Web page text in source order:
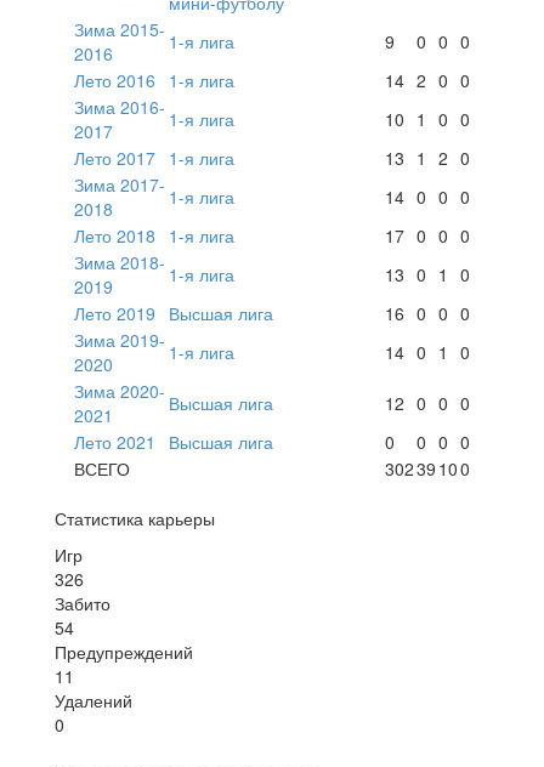
Зима 2015-
2016
1-я лига 9 0 0 0
Лето 2016
1-я лига 14 2 0 0
Зима 2016-
2017
1-я лига 10 1 0 0
Лето 2017 1-я лига 13 1 2 0
Зима 2017-
2018
1-я лига 14 0 0 0
Лето 2018
1-я лига 17 0 0 0
Зима 2018-
2019
1-я лига 13 0 1
0
Лето 2019
Высшая лига 16 0 0 0
Зима 2019-
2020
1-я лига 14 0 1
0
Зима 2020-
2021
Высшая лига 12 0 0 0
Лето 2021
Высшая лига 0 0 0 0
ВСЕГО
30239 100
Статистика карьеры
Игр
326
Забито
54
Предупреждений
11
Удалений
0